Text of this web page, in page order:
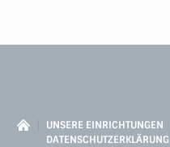
UNSERE EINRICHTUNGEN
DATENSCHUTZERKLÄRUNG